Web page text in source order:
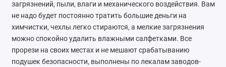
Ford
Foton
Geely
загрязнений, пыли, влаги и механического воздействия. Вам
не надо будет постоянно тратить большие деньги на
химчистки, чехлы легко стираются, а мелкие загрязнения
можно спокойно удалить влажными салфетками. Все
прорези на своих местах и не мешают срабатыванию
подушек безопасности, выполнены по лекалам заводов-